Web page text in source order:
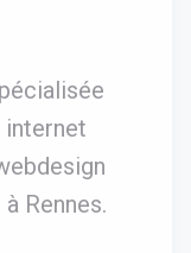
internet
Rennes.